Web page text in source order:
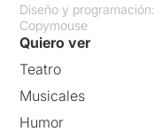
Diseño y programación:
Copymouse
Quiero ver
Teatro
Musicales
Humor